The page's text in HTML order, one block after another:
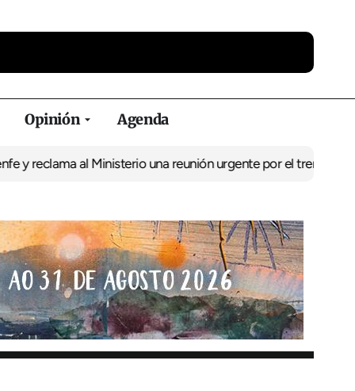
Opinión Agenda
al Ministerio una reunión urgente por el trenEl BNG exige la